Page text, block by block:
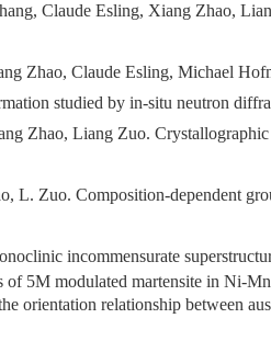
Claude Esling, Xiang Zhao,
Zhao, Claude Esling, Michael
studied by in-situ neutron
Zhao, Liang Zuo.
L. Zuo. Composition-dependent
incommensurate
5M modulated martensite in Ni-
orientation relationship between